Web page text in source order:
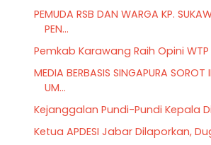
PEMUDA RSB DAN WARGA KP.
PEN...
Pemkab Karawang Raih Opini WTP
MEDIA BERBASIS SINGAPURA SOROT
UM...
Kejanggalan Pundi-Pundi Kepala
Ketua APDESI Jabar Dilaporkan,